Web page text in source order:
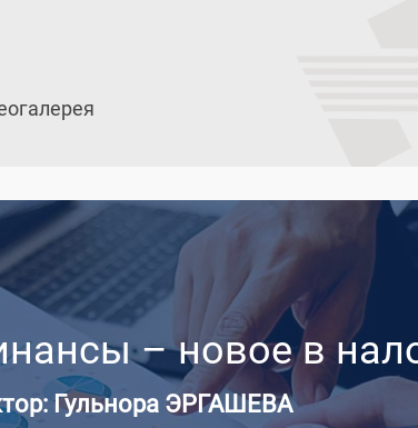
– новое в
Гульнора ЭРГАШЕВА